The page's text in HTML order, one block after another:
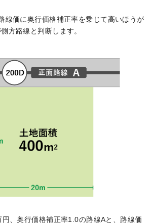
線価に奥行価格補正率を乗じて高いほうが
方路線と判断します。
、奥行価格補正率1.0の路線Aと、路線価